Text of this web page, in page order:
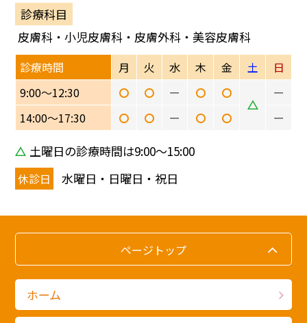
診療科目
皮膚科・小児皮膚科・皮膚外科・美容皮膚科
診療時間 月 火 水 木 金 土
日
9:00〜12:30
ー
ー
14:00〜17:30
ー ー
土曜日の診療時間は9:00〜15:00
休診日 水曜日・日曜日・祝日
ページトップ
ホーム